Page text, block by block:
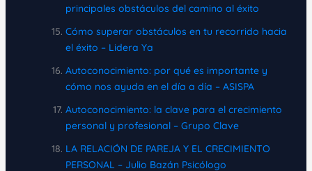
principales obstáculos del camino al éxito
Cómo superar obstáculos en tu recorrido hacia
el éxito – Lidera Ya
Autoconocimiento: por qué es importante y
cómo nos ayuda en el día a día – ASISPA
Autoconocimiento: la clave para el crecimiento
personal y profesional – Grupo Clave
LA RELACIÓN DE PAREJA Y EL CRECIMIENTO
PERSONAL – Julio Bazán Psicólogo